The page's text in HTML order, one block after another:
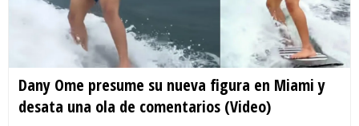
Dany Ome presume su nueva figura en Miami y
desata una ola de comentarios (Video)